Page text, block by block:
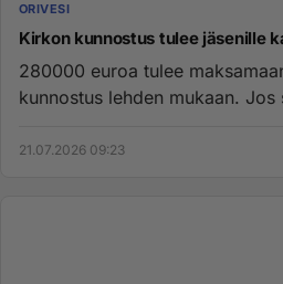
ORIVESI
Kirkon kunnostus tulee jäsenille
280000 euroa tulee
kunnostus lehden mukaan.
21.07.2026 09:23